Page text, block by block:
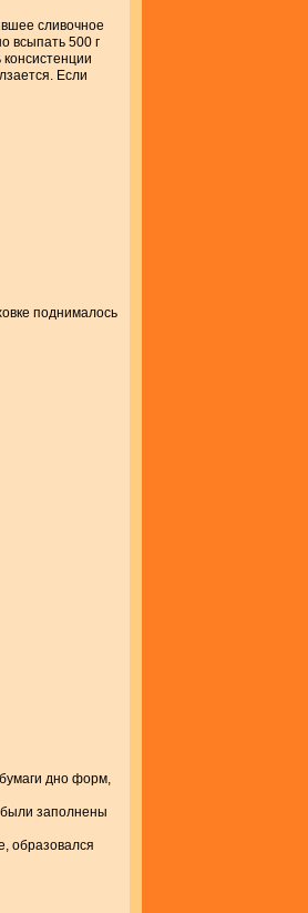
сливочное
всыпать 500 г
Если
поднималось
дно форм,
были заполнены
образовался